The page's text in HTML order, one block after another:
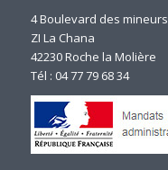
4 Boulevard des mineurs
ZI La Chana
42230 Roche la Molière
Tél : 04 77 79 68 34